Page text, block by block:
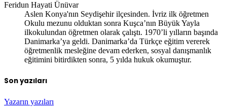
Feridun Hayati Ünüvar
Aslen Konya'nın Seydişehir ilçesinden. İvriz ilk öğretmen
Okulu mezunu olduktan sonra Kuşca’nın Büyük Yayla
ilkokulundan öğretmen olarak çalıştı. 1970’li yılların başında
Danimarka’ya geldi. Danimarka’da Türkçe eğitim vererek
öğretmenlik mesleğine devam ederken, sosyal danışmanlık
eğitimini bitirdikten sonra, 5 yılda hukuk okumuştur.
Son yazıları
Yazarın yazıları